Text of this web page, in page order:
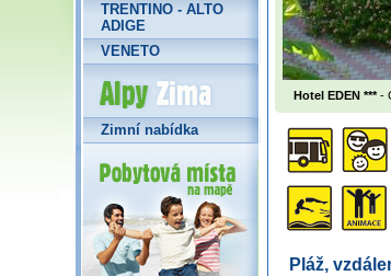
Hotel EDEN ***-
Pláž,
TRENTINO - ALTO
ADIGE
VENETO
Alpy Zima
Zimní nabídka